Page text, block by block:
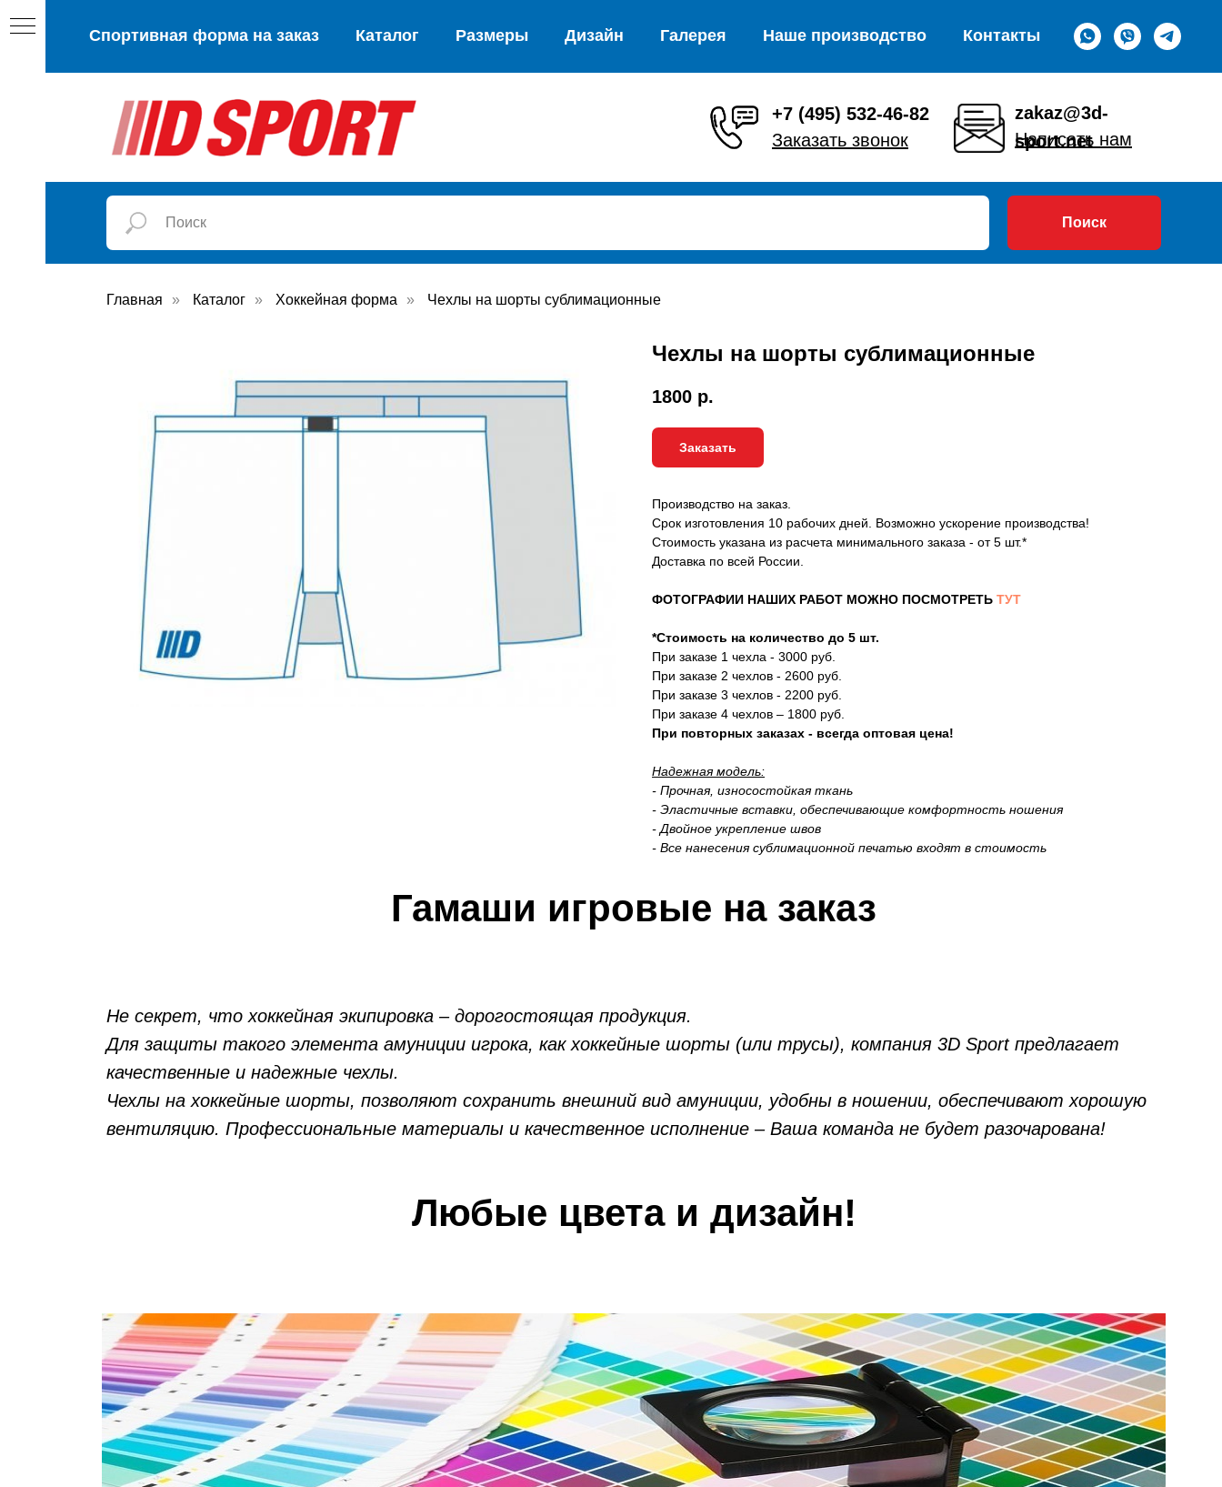
Спортивная форма на заказ Каталог Размеры Дизайн Галерея Наше производство Контакты
+7 (495) 532-46-82
Заказать звонок
zakaz@3d-
sport.net
Написать нам
Поиск
Главная » Каталог » Хоккейная форма » Чехлы на шорты сублимационные
Чехлы на шорты сублимационные
1800 р.
Заказать
Производство на заказ.
Срок изготовления 10 рабочих дней. Возможно ускорение производства!
Стоимость указана из расчета минимального заказа - от 5 шт.*
Доставка по всей России.
ФОТОГРАФИИ НАШИХ РАБОТ МОЖНО ПОСМОТРЕТЬ ТУТ
*Стоимость на количество до 5 шт.
При заказе 1 чехла - 3000 руб.
При заказе 2 чехлов - 2600 руб.
При заказе 3 чехлов - 2200 руб.
При заказе 4 чехлов – 1800 руб.
При повторных заказах - всегда оптовая цена!
Надежная модель:
- Прочная, износостойкая ткань
- Эластичные вставки, обеспечивающие комфортность ношения
- Двойное укрепление швов
- Все нанесения сублимационной печатью входят в стоимость
Гамаши игровые на заказ
Не секрет, что хоккейная экипировка – дорогостоящая продукция.
Для защиты такого элемента амуниции игрока, как хоккейные шорты (или трусы), компания 3D Sport предлагает
качественные и надежные чехлы.
Чехлы на хоккейные шорты, позволяют сохранить внешний вид амуниции, удобны в ношении, обеспечивают хорошую
вентиляцию. Профессиональные материалы и качественное исполнение – Ваша команда не будет разочарована!
Любые цвета и дизайн!